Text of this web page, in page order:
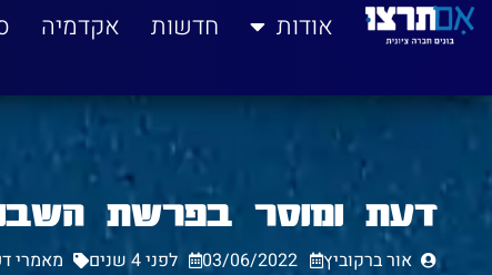
לתוכן אודות חדשות אקדמיה
דעת ומוסר בפרשת
אור ברקוביץ 03/06/2022 לפני 4 שנים מאמרי